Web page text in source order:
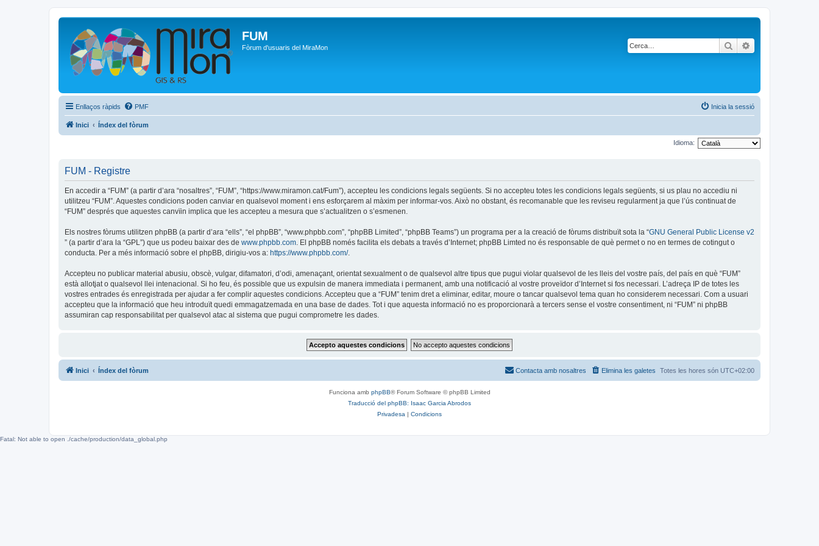
FUM
Fòrum d'usuaris del MiraMon Cerca
Enllaços ràpids PMF Inicia la sessió
Inici Índex del fòrum
Idioma:
FUM - Registre
En accedir a “FUM” (a partir d’ara “nosaltres”, “FUM”, “https://www.miramon.cat/Fum”), accepteu les condicions legals següents. Si no accepteu totes les condicions legals següents, si us plau no accediu ni
utilitzeu “FUM”. Aquestes condicions poden canviar en qualsevol moment i ens esforçarem al màxim per informar-vos. Això no obstant, és recomanable que les reviseu regularment ja que l’ús continuat de
“FUM” després que aquestes canvïin implica que les accepteu a mesura que s’actualitzen o s’esmenen.
Els nostres fòrums utilitzen phpBB (a partir d’ara “ells”, “el phpBB”, “www.phpbb.com”, “phpBB Limited”, “phpBB Teams”) un programa per a la creació de fòrums distribuït sota la “GNU General Public License v2
” (a partir d’ara la “GPL”) que us podeu baixar des de www.phpbb.com . El phpBB només facilita els debats a través d’Internet; phpBB Limted no és responsable de què permet o no en termes de cotingut o
conducta. Per a més informació sobre el phpBB, dirigiu-vos a: https://www.phpbb.com/.
Accepteu no publicar material abusiu, obscè, vulgar, difamatori, d’odi, amenaçant, orientat sexualment o de qualsevol altre tipus que pugui violar qualsevol de les lleis del vostre país, del país en què “FUM”
està allotjat o qualsevol llei intenacional. Si ho feu, és possible que us expulsin de manera immediata i permanent, amb una notificació al vostre proveïdor d’Internet si fos necessari. L’adreça IP de totes les
vostres entrades és enregistrada per ajudar a fer complir aquestes condicions. Accepteu que a “FUM” tenim dret a eliminar, editar, moure o tancar qualsevol tema quan ho considerem necessari. Com a usuari
accepteu que la informació que heu introduït quedi emmagatzemada en una base de dades. Tot i que aquesta informació no es proporcionarà a tercers sense el vostre consentiment, ni “FUM” ni phpBB
assumiran cap responsabilitat per qualsevol atac al sistema que pugui comprometre les dades.
Inici Índex del fòrum Totes les hores són UTC+02:00
Elimina les galetes
Contacta amb nosaltres
Funciona amb phpBB® Forum Software © phpBB Limited
Traducció del phpBB: Isaac Garcia Abrodos
Privadesa | Condicions
Fatal: Not able to open ./cache/production/data_global.php